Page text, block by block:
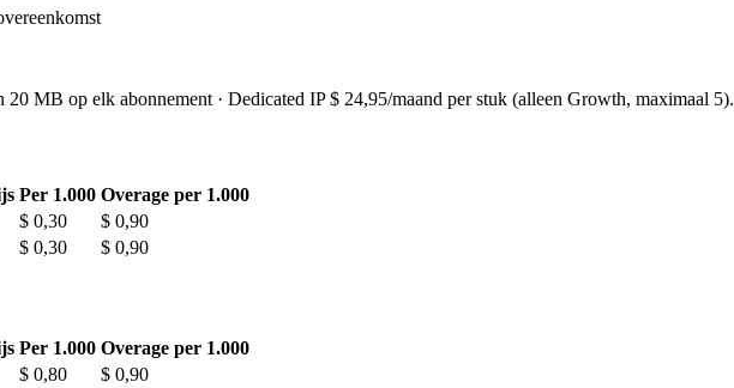
20 MB op elk abonnement · Dedicated IP $ 24,95/maand per stuk (alleen Growth, maximaal 5).
Per 1.000 Overage per 1.000
$ 0,30
$ 0,90
$ 0,30 $ 0,90
Per 1.000 Overage per 1.000
$ 0,80
$ 0,90